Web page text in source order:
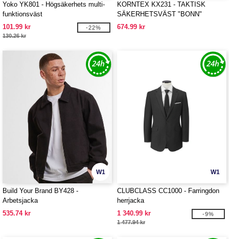
Yoko YK801 - Högsäkerhets multi-
funktionsväst
101.99 kr
130.26 kr
-22%
KORNTEX KX231 - TAKTISK
SÄKERHETSVÄST "BONN"
674.99 kr
W1
Build Your Brand BY428 -
Arbetsjacka
535.74 kr
W1
CLUBCLASS CC1000 - Farringdon
herrjacka
1 340.99 kr
1 477.94 kr
-9%